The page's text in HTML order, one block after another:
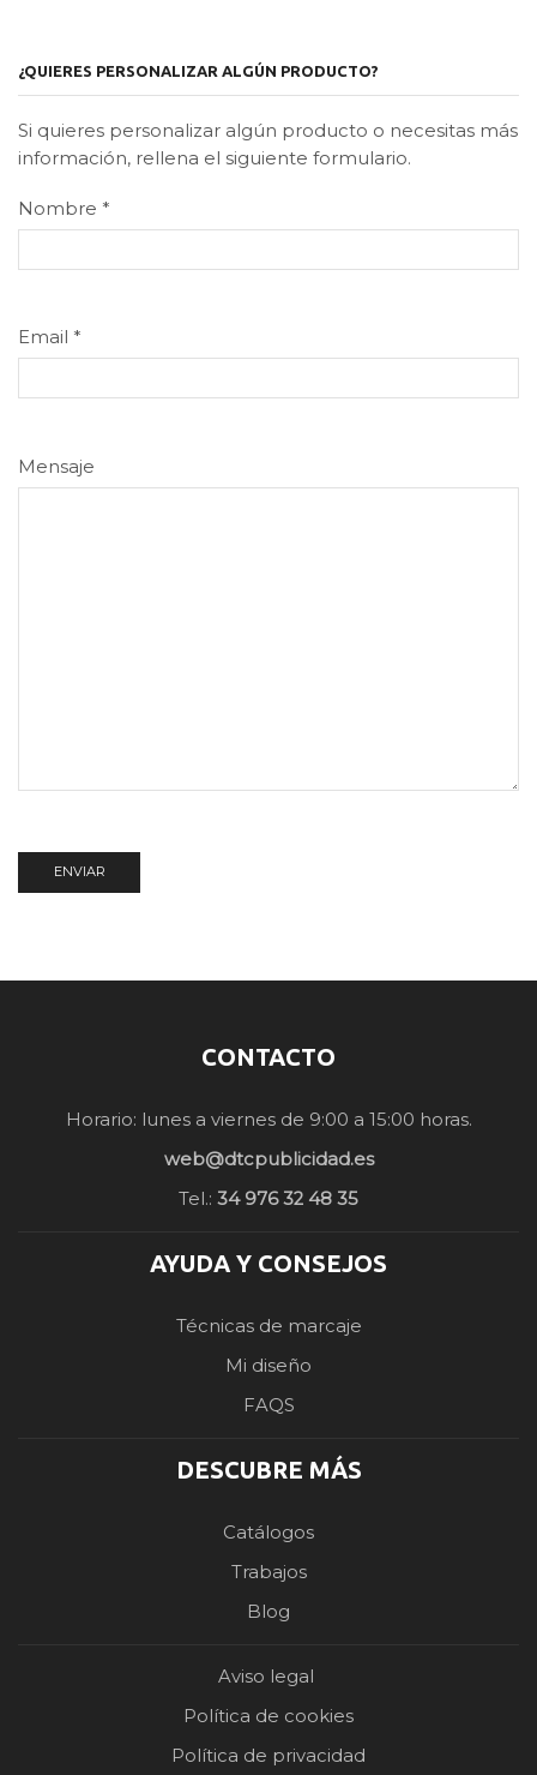
¿QUIERES PERSONALIZAR ALGÚN PRODUCTO?
Si quieres personalizar algún producto o necesitas más
información, rellena el siguiente formulario.
Nombre *
Email *
Mensaje
CONTACTO
Horario: lunes a viernes de 9:00 a 15:00 horas.
web@dtcpublicidad.es
Tel.: 34 976 32 48 35
AYUDA Y CONSEJOS
Técnicas de marcaje
Mi diseño
FAQS
DESCUBRE MÁS
Catálogos
Trabajos
Blog
Aviso legal
Política de cookies
Política de privacidad